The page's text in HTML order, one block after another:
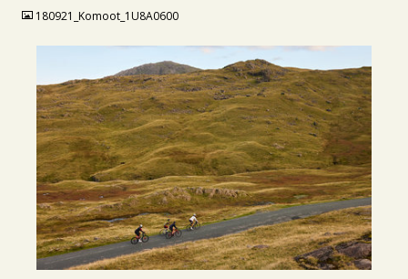
180921_Komoot_1U8A0600
JPG